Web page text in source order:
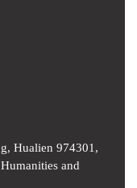
Hualien 974301,
and